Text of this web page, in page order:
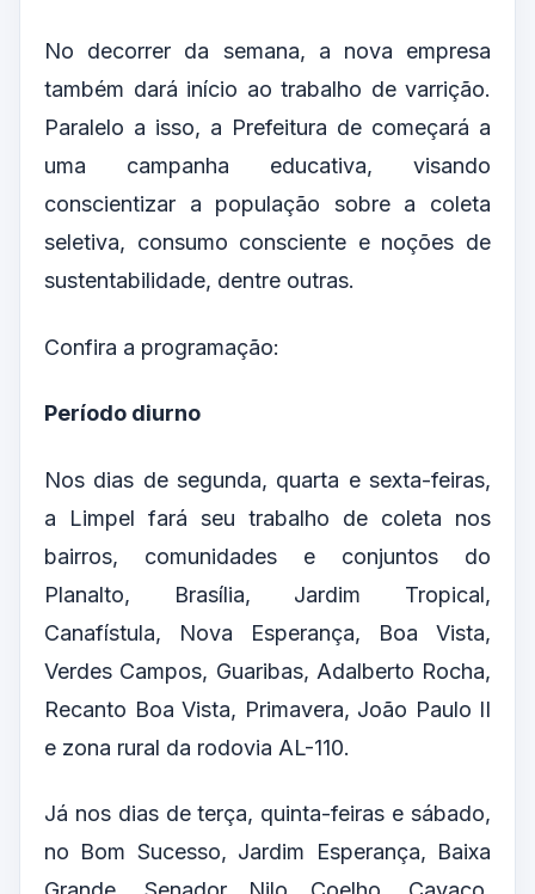
No decorrer da semana, a nova empresa
também dará início ao trabalho de varrição.
Paralelo a isso, a Prefeitura de começará a
uma campanha educativa, visando
conscientizar a população sobre a coleta
seletiva, consumo consciente e noções de
sustentabilidade, dentre outras.
Confira a programação:
Período diurno
Nos dias de segunda, quarta e sexta-feiras,
a Limpel fará seu trabalho de coleta nos
bairros, comunidades e conjuntos do
Planalto, Brasília, Jardim Tropical,
Canafístula, Nova Esperança, Boa Vista,
Verdes Campos, Guaribas, Adalberto Rocha,
Recanto Boa Vista, Primavera, João Paulo II
e zona rural da rodovia AL-110.
Já nos dias de terça, quinta-feiras e sábado,
no Bom Sucesso, Jardim Esperança, Baixa